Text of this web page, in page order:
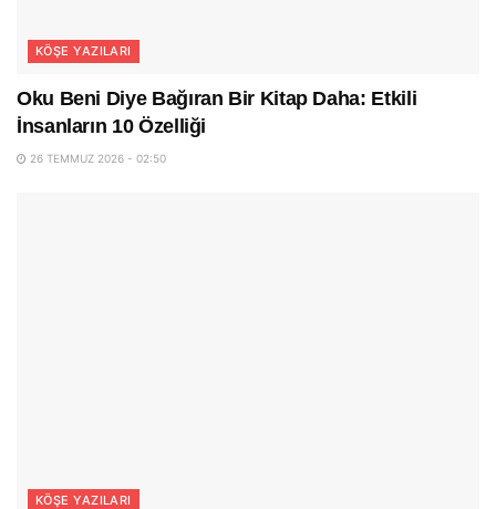
KÖŞE YAZILARI
Oku Beni Diye Bağıran Bir Kitap Daha: Etkili
İnsanların 10 Özelliği
26 TEMMUZ 2026 - 02:50
KÖŞE YAZILARI